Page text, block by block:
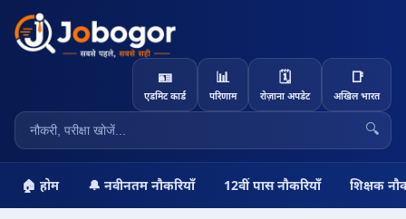
🔍
🪪
एडमिट कार्ड
📊
परिणाम
🗓️
रोज़ाना अपडेट
📑
अखिल भारत
🏠 होम 🔔 नवीनतम नौकरियाँ 12वीं पास नौकरियाँ शिक्षक